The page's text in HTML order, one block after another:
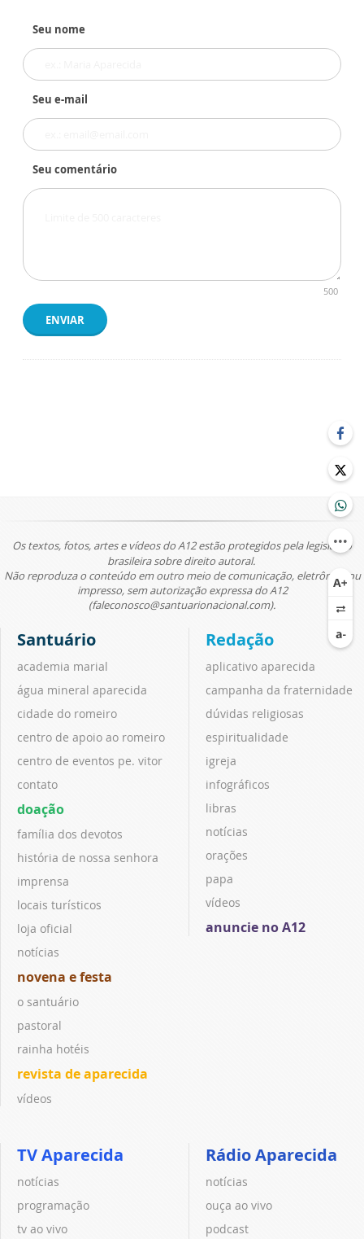
Seu nome
Seu e-mail
Seu comentário
500
ENVIAR
Os textos, fotos, artes e vídeos do A12 estão protegidos pela legislação
brasileira sobre direito autoral.
Não reproduza o conteúdo em outro meio de comunicação, eletrônico ou
impresso, sem autorização expressa do A12
(faleconosco@santuarionacional.com).
Santuário
academia marial
água mineral aparecida
cidade do romeiro
centro de apoio ao romeiro
centro de eventos pe. vitor
contato
doação
família dos devotos
história de nossa senhora
imprensa
locais turísticos
loja oficial
notícias
novena e festa
o santuário
pastoral
rainha hotéis
revista de aparecida
vídeos
Redação
aplicativo aparecida
campanha da fraternidade
dúvidas religiosas
espiritualidade
igreja
infográficos
libras
notícias
orações
papa
vídeos
anuncie no A12
TV Aparecida
notícias
programação
tv ao vivo
Rádio Aparecida
notícias
ouça ao vivo
podcast